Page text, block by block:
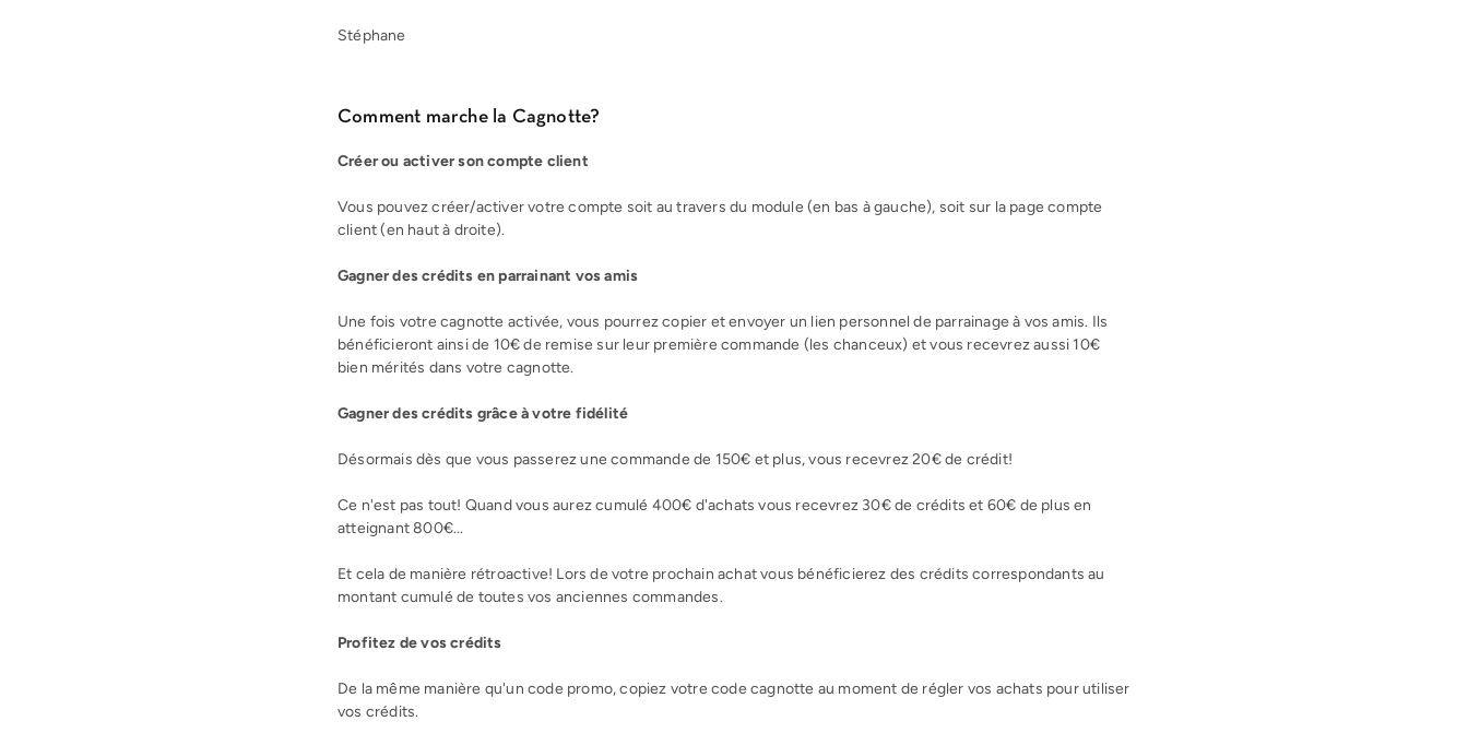
Stéphane
Comment marche la Cagnotte?
Créer ou activer son compte client
Vous pouvez créer/activer votre compte soit au travers du module (en bas à gauche), soit sur la page compte
client (en haut à droite).
Gagner des crédits en parrainant vos amis
Une fois votre cagnotte activée, vous pourrez copier et envoyer un lien personnel de parrainage à vos amis. Ils
bénéficieront ainsi de 10€ de remise sur leur première commande (les chanceux) et vous recevrez aussi 10€
bien mérités dans votre cagnotte.
Gagner des crédits grâce à votre fidélité
Désormais dès que vous passerez une commande de 150€ et plus, vous recevrez 20€ de crédit!
Ce n'est pas tout! Quand vous aurez cumulé 400€ d'achats vous recevrez 30€ de crédits et 60€ de plus en
atteignant 800€...
Et cela de manière rétroactive! Lors de votre prochain achat vous bénéficierez des crédits correspondants au
montant cumulé de toutes vos anciennes commandes.
Profitez de vos crédits
De la même manière qu'un code promo, copiez votre code cagnotte au moment de régler vos achats pour utiliser
vos crédits.